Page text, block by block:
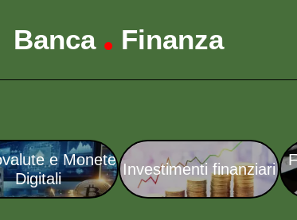
Banca • Finanza
e Monete
Digitali
Investimenti finanziari